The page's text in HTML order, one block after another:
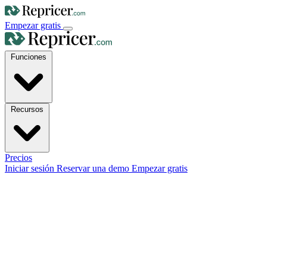
Empezar gratis
Precios
Iniciar sesión Reservar una demo Empezar gratis